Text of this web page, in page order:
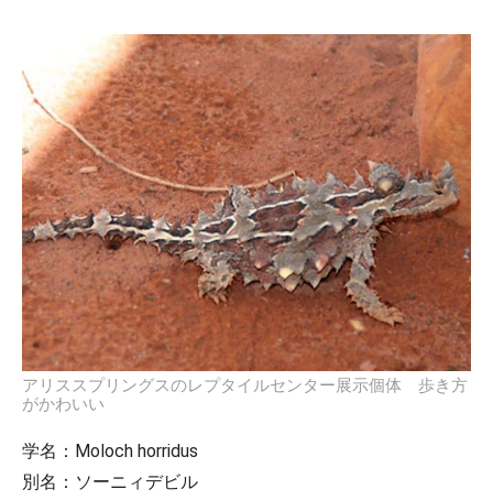
アリススプリングスのレプタイルセンター展示個体 歩き方
がかわいい
学名：Moloch horridus
別名：ソーニィデビル